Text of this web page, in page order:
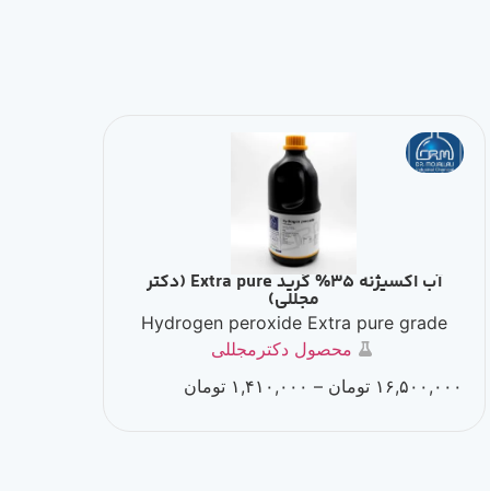
آب اکسیژنه 35% گرید Extra pure (دکتر
مجللی)
Hydrogen peroxide Extra pure grade
محصول دکترمجللی
۱۶,۵۰۰,۰۰۰ تومان – ۱,۴۱۰,۰۰۰ تومان